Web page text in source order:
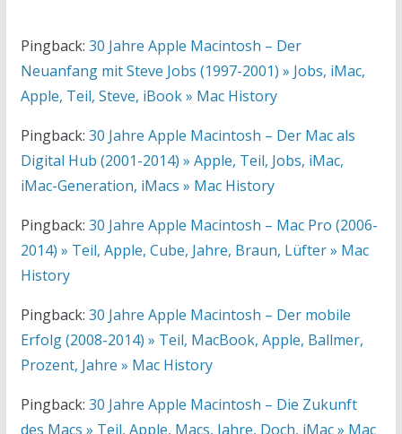
Pingback: 30 Jahre Apple Macintosh – Der
Neuanfang mit Steve Jobs (1997-2001) » Jobs, iMac,
Apple, Teil, Steve, iBook » Mac History
Pingback: 30 Jahre Apple Macintosh – Der Mac als
Digital Hub (2001-2014) » Apple, Teil, Jobs, iMac,
iMac-Generation, iMacs » Mac History
Pingback: 30 Jahre Apple Macintosh – Mac Pro (2006-
2014) » Teil, Apple, Cube, Jahre, Braun, Lüfter » Mac
History
Pingback: 30 Jahre Apple Macintosh – Der mobile
Erfolg (2008-2014) » Teil, MacBook, Apple, Ballmer,
Prozent, Jahre » Mac History
Pingback: 30 Jahre Apple Macintosh – Die Zukunft
des Macs » Teil, Apple, Macs, Jahre, Doch, iMac » Mac